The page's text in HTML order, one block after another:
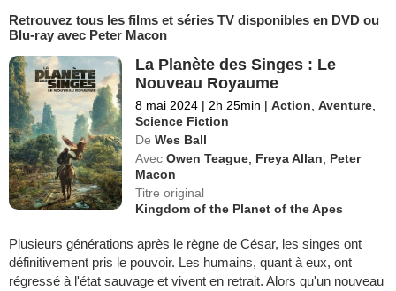
Retrouvez tous les films et séries TV disponibles en DVD ou
Blu-ray avec Peter Macon
La Planète des Singes : Le
Nouveau Royaume
8 mai 2024 | 2h 25min | Action ,Aventure
Science Fiction
De Wes Ball
Avec Owen Teague Freya Allan
Peter
Macon
Titre original
Kingdom of the Planet of the Apes
Plusieurs générations après le règne de César, les singes ont
définitivement pris le pouvoir. Les humains, quant à eux, ont
régressé à l'état sauvage et vivent en retrait. Alors qu'un nouveau